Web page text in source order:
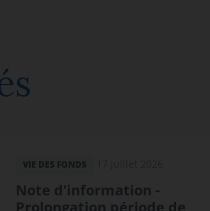
VIE DES FONDS
Note d'information -
Prolongation période de